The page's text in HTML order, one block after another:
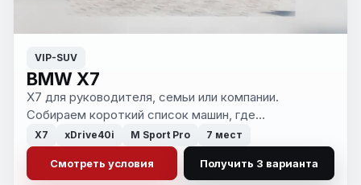
VIP-SUV
BMW X7
X7 для руководителя, семьи или компании.
Собираем короткий список машин, где
комплектация, состояние и бюджет сходятся без
лишнего компромисса.
X7 xDrive40i M Sport Pro 7 мест
Смотреть условия Получить 3 варианта